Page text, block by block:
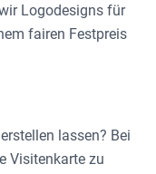
Logodesigns für
fairen Festpreis
lassen? Bei
Visitenkarte zu